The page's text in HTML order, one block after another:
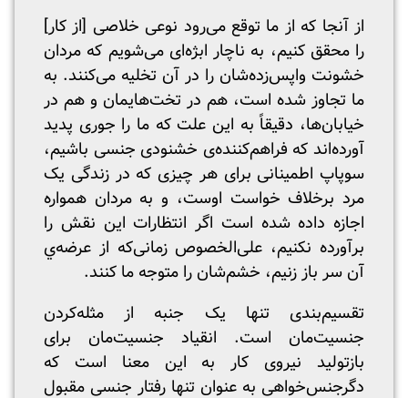
از آنجا که از ما توقع می‌رود نوعی خلاصی [از کار]
را محقق کنیم، به ناچار ابژه‌ای می‌شویم که مردان
خشونت واپس‌زده‌شان را در آن تخلیه می‌کنند. به
ما تجاوز شده است، هم در تخت‌هایمان و هم در
خیابان‌ها، دقیقاً به این علت که ما را جوری پدید
آورده‌اند که فراهم‌کننده‌ی خشنودی جنسی باشیم،
سوپاپ اطمینانی برای هر چیزی که در زندگی یک
مرد برخلاف خواست اوست، و به مردان همواره
اجازه داده شده است اگر انتظارات این نقش را
برآورده نکنیم، علی‌الخصوص زمانی‌که از عرضه‌ي
آن سر باز زنیم، خشم‌شان را متوجه ما کنند.
تقسیم‌بندی تنها یک جنبه از مثله‌کردن
جنسیت‌مان است. انقیاد جنسیت‌مان برای
بازتولید نیروی کار به این معنا است که
دگرجنس‌خواهی به عنوان تنها رفتار جنسی مقبول